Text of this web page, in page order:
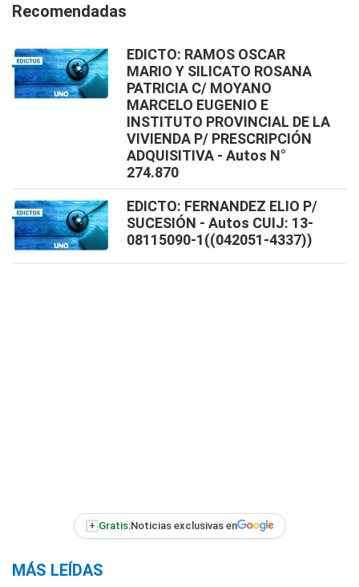
Recomendadas
EDICTO: RAMOS OSCAR
MARIO Y SILICATO ROSANA
PATRICIA C/ MOYANO
MARCELO EUGENIO E
INSTITUTO PROVINCIAL DE LA
VIVIENDA P/ PRESCRIPCIÓN
ADQUISITIVA - Autos N°
274.870
EDICTO: FERNANDEZ ELIO P/
SUCESIÓN - Autos CUIJ: 13-
08115090-1((042051-4337))
+ Gratis:Noticias exclusivas en
MÁS LEÍDAS